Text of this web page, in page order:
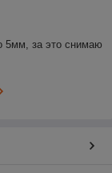
5мм, за это снимаю